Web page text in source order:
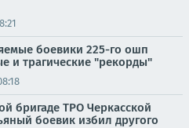
боевики 225-го ошп
и трагические "рекорды"
бригаде ТРО Черкасской
боевик избил другого